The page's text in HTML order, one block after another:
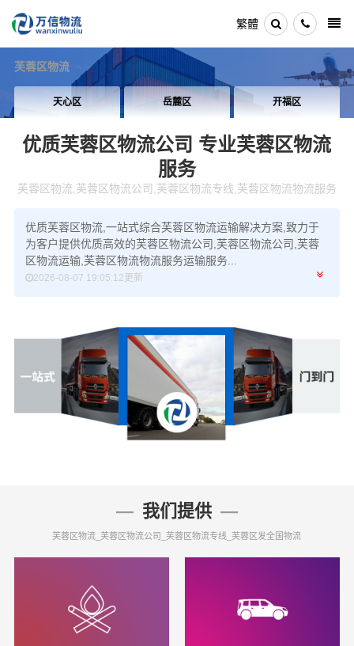
繁體
芙蓉区物流
天心区 岳麓区 开福区
优质芙蓉区物流公司 专业芙蓉区物流
服务
芙蓉区物流,芙蓉区物流公司,芙蓉区物流专线,芙蓉区物流物流服务
优质芙蓉区物流,一站式综合芙蓉区物流运输解决方案,致力于
为客户提供优质高效的芙蓉区物流公司,芙蓉区物流公司,芙蓉
区物流运输,芙蓉区物流物流服务运输服务...
2026-08-07 19:05:12更新
我们提供
芙蓉区物流_芙蓉区物流公司_芙蓉区物流专线_芙蓉区发全国物流